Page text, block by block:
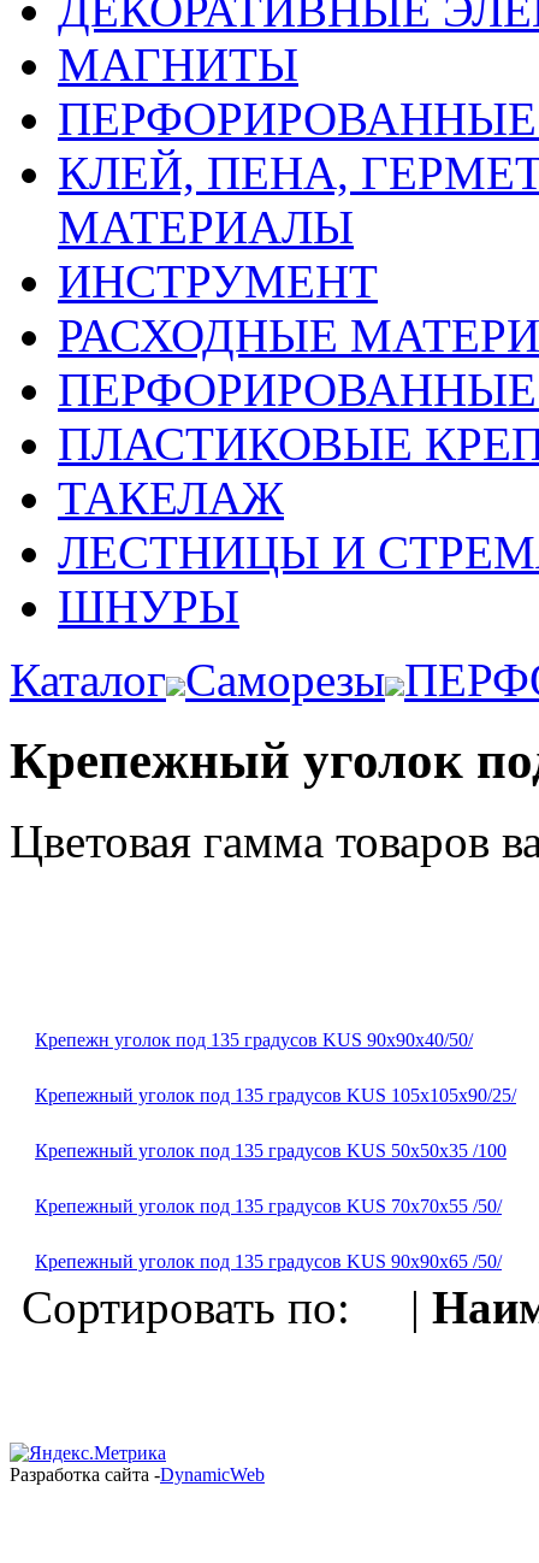
МАГНИТЫ
КЛЕЙ, ПЕНА,
МАТЕРИАЛЫ
ИНСТРУМЕНТ
РАСХОДНЫЕ
ПЛАСТИКОВЫЕ
ТАКЕЛАЖ
ЛЕСТНИЦЫ И
ШНУРЫ
Каталог Саморезы
Крепежный уголок
Цветовая гамма товаров
Крепежн уголок под 135 градусов KUS 90х90х40/50/
Крепежный уголок под 135 градусов KUS 105х105х90/25/
Крепежный уголок под 135 градусов KUS 50х50х35 /100
Крепежный уголок под 135 градусов KUS 70х70х55 /50/
Крепежный уголок под 135 градусов KUS 90х90х65 /50/
Сортировать по: |
Разработка сайта -DynamicWeb